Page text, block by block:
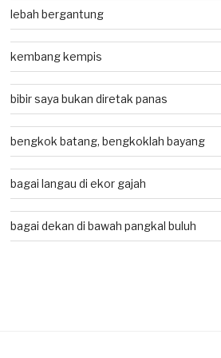
lebah bergantung
kembang kempis
bibir saya bukan diretak panas
bengkok batang, bengkoklah bayang
bagai langau di ekor gajah
bagai dekan di bawah pangkal buluh